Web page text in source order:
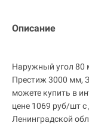
Описание
Наружный угол
Престиж 3000 мм,
можете купить в
цене 1069 руб/шт с
Ленинградской